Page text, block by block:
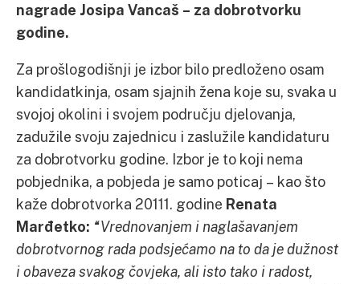
nagrade Josipa Vancaš – za dobrotvorku
godine.
Za prošlogodišnji je izbor bilo predloženo osam
kandidatkinja, osam sjajnih žena koje su, svaka u
svojoj okolini i svojem području djelovanja,
zadužile svoju zajednicu i zaslužile kandidaturu
za dobrotvorku godine. Izbor je to koji nema
pobjednika, a pobjeda je samo poticaj – kao što
kaže dobrotvorka 20111. godine Renata
Marđetko: “Vrednovanjem i naglašavanjem
dobrotvornog rada podsjećamo na to da je dužnost
i obaveza svakog čovjeka, ali isto tako i radost,